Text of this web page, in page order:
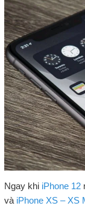
Ngay khi iPhone 12
và iPhone XS – XS